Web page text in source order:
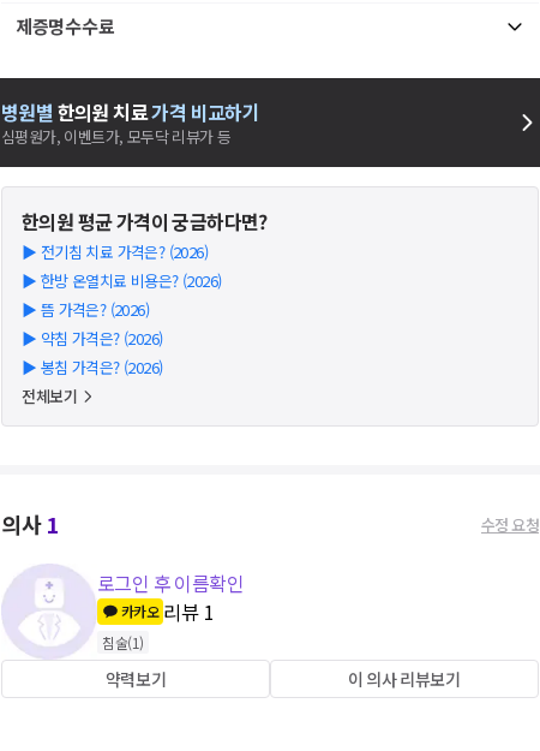
제증명수수료
병원별 한의원치료가격 비교하기
심평원가, 이벤트가, 모두닥 리뷰가 등
한의원평균 가격이 궁금하다면?
▶ 전기침 치료 가격은? (2026)
▶ 한방 온열치료 비용은? (2026)
▶ 뜸 가격은? (2026)
▶ 약침 가격은? (2026)
▶ 봉침 가격은? (2026)
전체보기
의사1 수정 요청
로그인 후 이름확인
카카오 리뷰 1
침술(1)
약력보기 이 의사 리뷰보기